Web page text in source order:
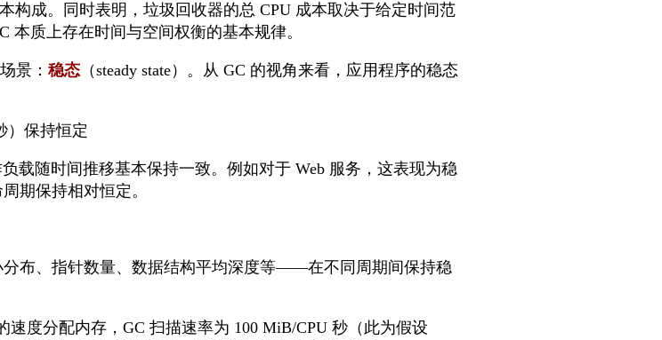
构成。同时表明，垃圾回收器的总 CPU 成本取决于给定时间范
本质上存在时间与空间权衡的基本规律。
景： 稳态 （steady state）。从 GC 的视角来看，应用程序的稳态
）保持恒定
载随时间推移基本保持一致。例如对于 Web 服务，这表现为稳
期保持相对恒定。
布、指针数量、数据结构平均深度等——在不同周期间保持稳
度分配内存，GC 扫描速率为 100 MiB/CPU 秒（此为假设